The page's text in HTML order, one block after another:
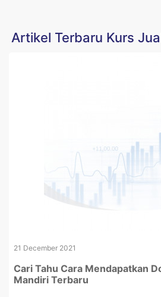
Artikel Terbaru Kurs
21 December 2021
Cari Tahu Cara Mendapatkan
Mandiri Terbaru